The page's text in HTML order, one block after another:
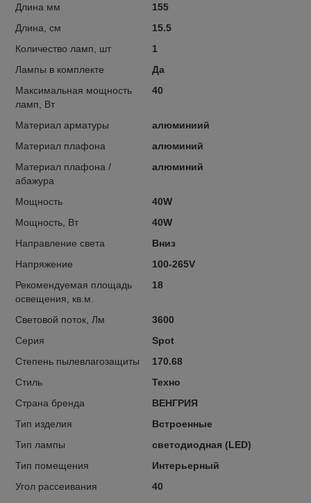
Длина мм
155
Длина, см
15.5
Количество ламп, шт
1
Лампы в комплекте
Да
Максимальная мощность
ламп, Вт
40
Материал арматуры
алюминиий
Материал плафона
алюминий
Материал плафона /
абажура
алюминий
Мощность
40W
Мощность, Вт
40W
Направление света
Вниз
Напряжение
100-265V
Рекомендуемая площадь
освещения, кв.м.
18
Световой поток, Лм
3600
Серия
Spot
Степень пылевлагозащиты
170.68
Стиль
Техно
Страна бренда
ВЕНГРИЯ
Тип изделия
Встроенные
Тип лампы
светодиодная (LED)
Тип помещения
Интерьерный
Угол рассеивания
40